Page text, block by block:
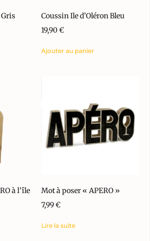
Gris
Coussin Ile d’Oléron Bleu
19,90€
Ajouter au panier
à l’île
Mot à poser « APERO »
7,99€
Lire la suite